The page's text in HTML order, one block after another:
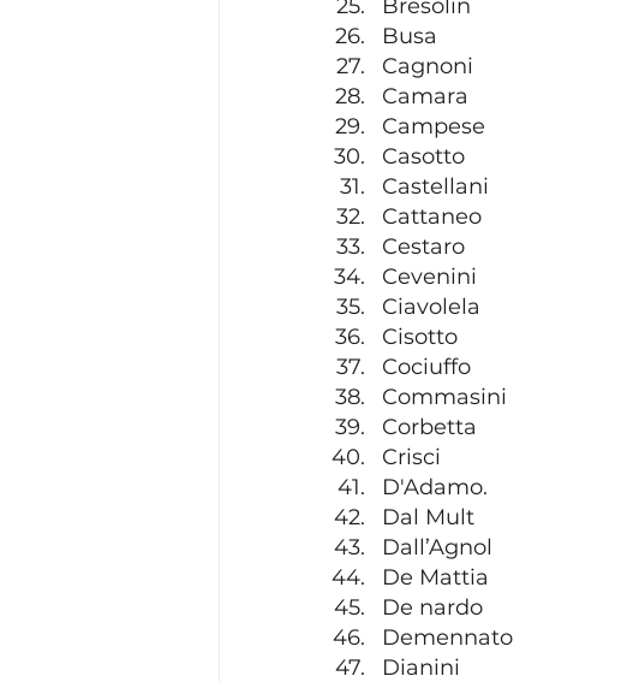
Bresolin
Busa
Cagnoni
Camara
Campese
Casotto
Castellani
Cattaneo
Cestaro
Cevenini
Ciavolela
Cisotto
Cociuffo
Commasini
Corbetta
Crisci
D'Adamo.
Dal Mult
Dall’Agnol
De Mattia
De nardo
Demennato
Dianini